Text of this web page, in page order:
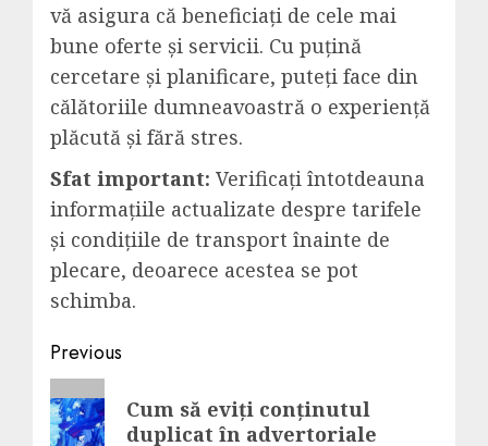
vă asigura că beneficiați de cele mai
bune oferte și servicii. Cu puțină
cercetare și planificare, puteți face din
călătoriile dumneavoastră o experiență
plăcută și fără stres.
Sfat important: Verificați întotdeauna
informațiile actualizate despre tarifele
și condițiile de transport înainte de
plecare, deoarece acestea se pot
schimba.
Post
navigation
Previous
Previous
post:
Cum să eviți conținutul
duplicat în advertoriale